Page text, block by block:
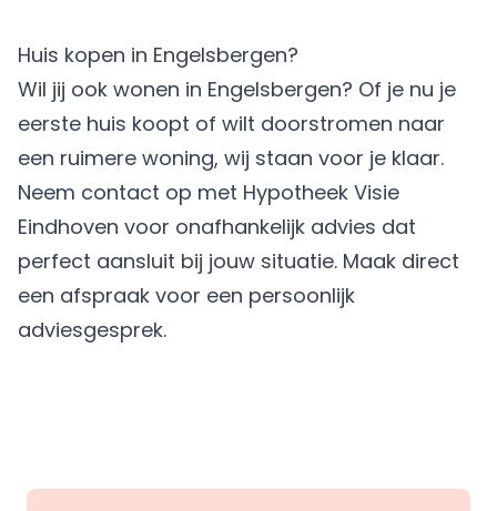
Huis kopen in Engelsbergen?
Wil jij ook wonen in Engelsbergen? Of je nu je
eerste huis koopt of wilt doorstromen naar
een ruimere woning, wij staan voor je klaar.
Neem contact op met Hypotheek Visie
Eindhoven voor onafhankelijk advies dat
perfect aansluit bij jouw situatie. Maak direct
een afspraak voor een persoonlijk
adviesgesprek.